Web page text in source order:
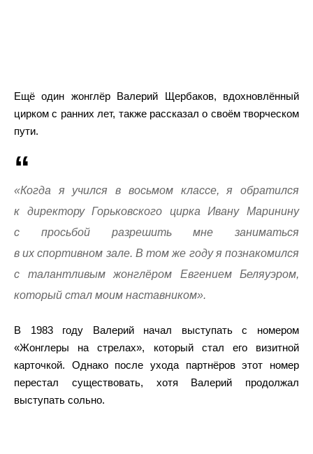
Ещё один жонглёр Валерий Щербаков, вдохновлённый
цирком с ранних лет, также рассказал о своём творческом
пути.
«Когда я учился в восьмом классе, я обратился
к директору Горьковского цирка Ивану Маринину
с просьбой разрешить мне заниматься
в их спортивном зале. В том же году я познакомился
с талантливым жонглёром Евгением Беляуэром,
который стал моим наставником».
В 1983 году Валерий начал выступать с номером
«Жонглеры на стрелах», который стал его визитной
карточкой. Однако после ухода партнёров этот номер
перестал существовать, хотя Валерий продолжал
выступать сольно.